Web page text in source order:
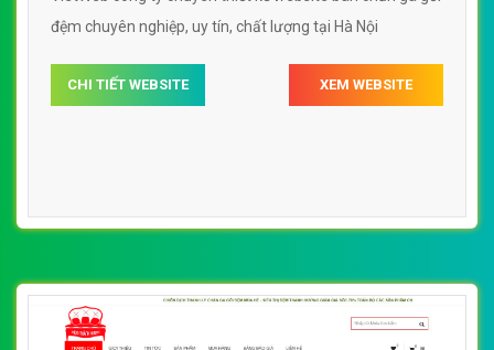
đệm chuyên nghiệp, uy tín, chất lượng tại Hà Nội
CHI TIẾT WEBSITE XEM WEBSITE